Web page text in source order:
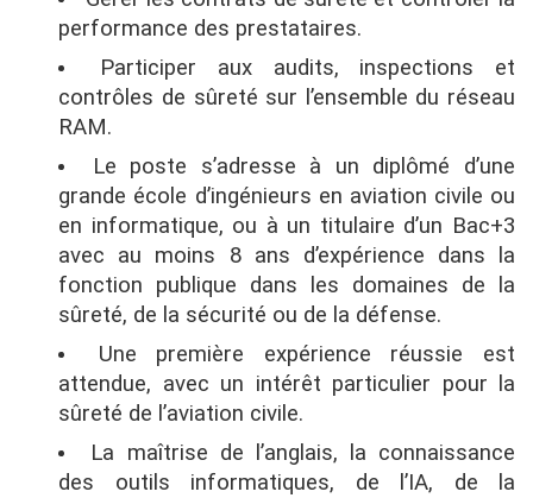
performance des prestataires.
Participer aux audits, inspections et
contrôles de sûreté sur l’ensemble du réseau
RAM.
Le poste s’adresse à un diplômé d’une
grande école d’ingénieurs en aviation civile ou
en informatique, ou à un titulaire d’un Bac+3
avec au moins 8 ans d’expérience dans la
fonction publique dans les domaines de la
sûreté, de la sécurité ou de la défense.
Une première expérience réussie est
attendue, avec un intérêt particulier pour la
sûreté de l’aviation civile.
La maîtrise de l’anglais, la connaissance
des outils informatiques, de l’IA, de la